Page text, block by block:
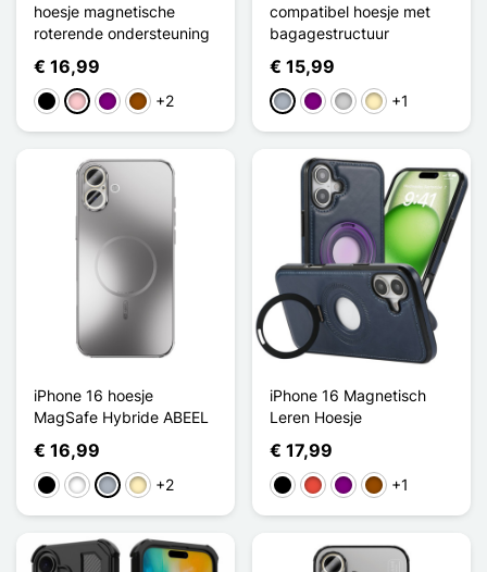
hoesje magnetische
roterende ondersteuning
€ 16,99
ZwartRozePurperBruin+2
compatibel hoesje met
bagagestructuur
€ 15,99
GrijsPurperZilverGolden
+1
iPhone 16 hoesje
MagSafe Hybride ABEEL
€ 16,99
ZwartWit GrijsGolden
+2
iPhone 16 Magnetisch
Leren Hoesje
€ 17,99
ZwartRoodPurperBruin+1